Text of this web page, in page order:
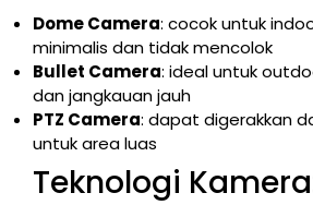
Dome Camera: cocok untuk
minimalis dan tidak mencolok
Bullet Camera: ideal untuk
dan jangkauan jauh
PTZ Camera: dapat digerakkan
untuk area luas
Teknologi